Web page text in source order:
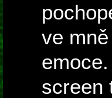
ve
screen